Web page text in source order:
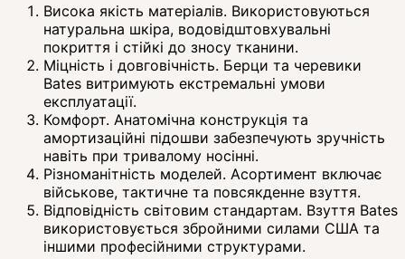
Висока якість матеріалів. Використовуються
натуральна шкіра, водовідштовхувальні
покриття і стійкі до зносу тканини.
Міцність і довговічність. Берци та черевики
Bates витримують екстремальні умови
експлуатації.
Комфорт. Анатомічна конструкція та
амортизаційні підошви забезпечують зручність
навіть при тривалому носінні.
Різноманітність моделей. Асортимент включає
військове, тактичне та повсякденне взуття.
Відповідність світовим стандартам. Взуття Bates
використовується збройними силами США та
іншими професійними структурами.